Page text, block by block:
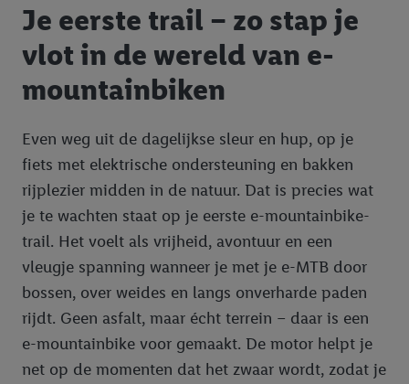
Je eerste trail – zo stap je
vlot in de wereld van e-
mountainbiken
Even weg uit de dagelijkse sleur en hup, op je
fiets met elektrische ondersteuning en bakken
rijplezier midden in de natuur. Dat is precies wat
je te wachten staat op je eerste e-mountainbike-
trail. Het voelt als vrijheid, avontuur en een
vleugje spanning wanneer je met je e-MTB door
bossen, over weides en langs onverharde paden
rijdt. Geen asfalt, maar écht terrein – daar is een
e-mountainbike voor gemaakt. De motor helpt je
net op de momenten dat het zwaar wordt, zodat je